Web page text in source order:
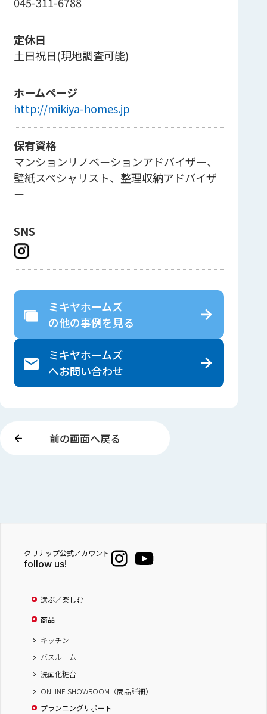
定休日
土日祝日(現地調査可能)
ホームページ
http://mikiya-homes.jp
保有資格
マンションリノベーションアドバイザー、
壁紙スペシャリスト、整理収納アドバイザ
ー
SNS
ミキヤホームズ
の他の事例を見る
ミキヤホームズ
へお問い合わせ
前の画面へ戻る
クリナップ公式アカウント
follow us!
選ぶ／楽しむ
商品
キッチン
バスルーム
洗面化粧台
ONLINE SHOWROOM（商品詳細）
プランニングサポート